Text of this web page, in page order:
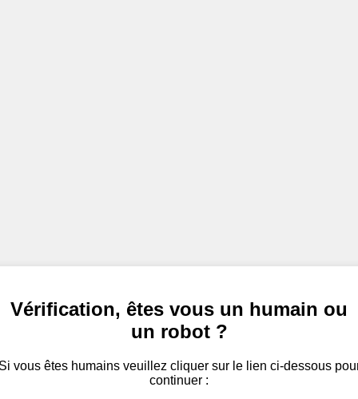
Vérification, êtes vous un humain ou
un robot ?
vous êtes humains veuillez cliquer sur le lien ci-dessous
continuer :